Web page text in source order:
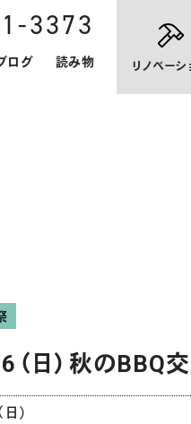
3373
ログ 読み物 リノベーシ
6（日）秋のBBQ
）